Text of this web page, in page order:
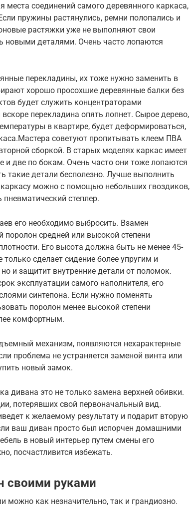
соединений самого деревянного каркаса,
пружины растянулись, ремни полопались и
растяжки уже не выполняют свои
новыми деталями. Очень часто лопаются
перекладины, их тоже нужно заменить в
хорошо просохшие деревянные балки без
будет служить концентраторами
перекладина опять лопнет. Сырое дерево,
в квартире, будет деформироваться,
советуют пропитывать клеем ПВА
сборкой. В старых моделях каркас имеет
и две по бокам. Очень часто они тоже лопаются
такие детали бесполезно. Лучше выполнить
можно с помощью небольших гвоздиков,
степлер.
его необходимо выбросить. Взамен
средней или высокой степени
Его высота должна быть не менее 45-
сделает сидение более упругим и
и защитит внутренние детали от поломок.
эксплуатации самого наполнителя, его
синтепона. Если нужно поменять
поролон менее высокой степени
комфортным.
механизм, появляются нехарактерные
проблема не устраняется заменой винта или
новый замок.
дивана это не только замена верхней обивки.
потерявших свой первоначальный вид.
к желаемому результату и подарит вторую
ваш диван просто был испорчен домашними
в новый интерьер путем смены его
посчастливится избежать.
своими руками
можно как незначительно, так и грандиозно.